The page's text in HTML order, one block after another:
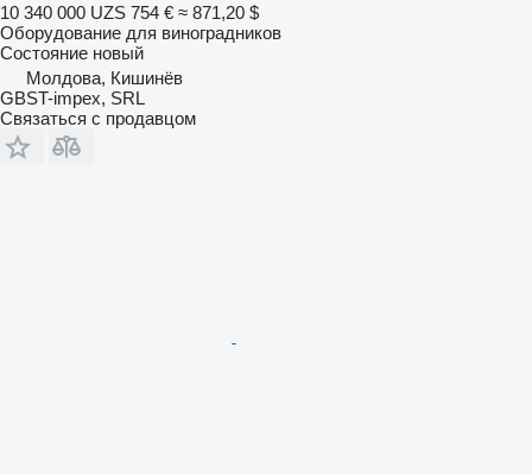
10 340 000 UZS 754 € ≈ 871,20 $
Оборудование для виноградников
Состояние новый
Молдова, Кишинёв
GBST-impex, SRL
Связаться с продавцом